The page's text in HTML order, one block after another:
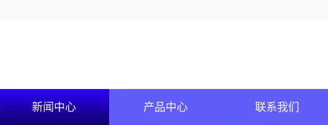
新闻中心 产品中心 联系我们